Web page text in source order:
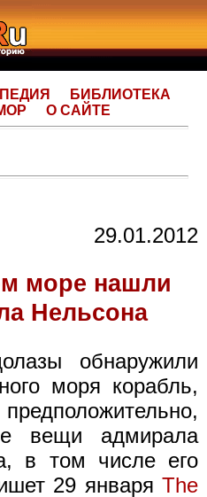
БИБЛИОТЕКА
О САЙТЕ
29.01.2012
море нашли
Нельсона
обнаружили
моря корабль,
вещи адмирала
в том числе его
29 января The